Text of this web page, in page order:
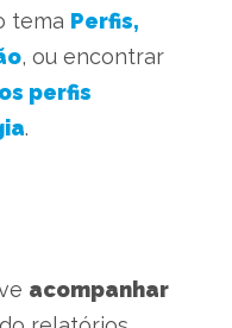
tema Perfis,
, ou encontrar
perfis
.
acompanhar